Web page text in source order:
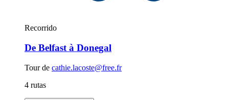
Recorrido
De Belfast à Donegal
Tour de cathie.lacoste@free.fr
4 rutas